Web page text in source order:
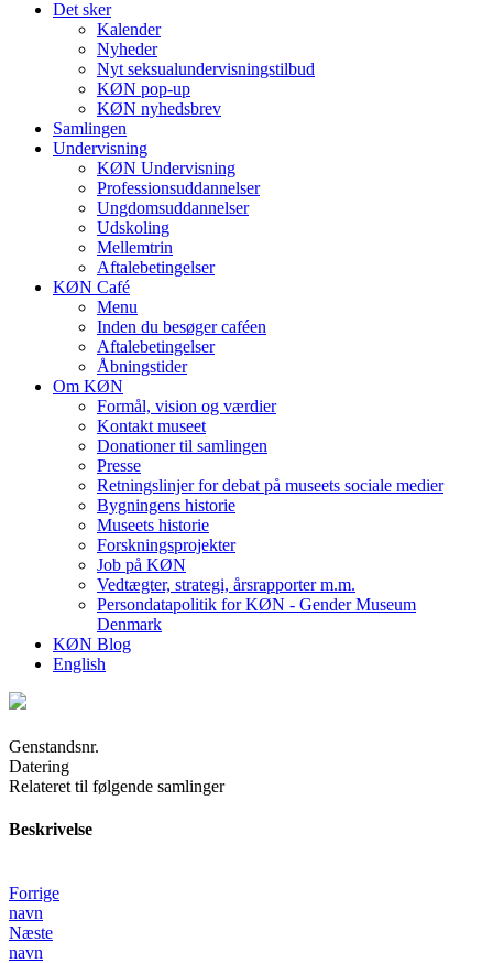
Det sker
Kalender
Nyheder
Nyt seksualundervisningstilbud
KØN pop-up
KØN nyhedsbrev
Samlingen
Undervisning
KØN Undervisning
Professionsuddannelser
Ungdomsuddannelser
Udskoling
Mellemtrin
Aftalebetingelser
KØN Café
Menu
Inden du besøger caféen
Aftalebetingelser
Åbningstider
Om KØN
Formål, vision og værdier
Kontakt museet
Donationer til samlingen
Presse
Retningslinjer for debat på museets sociale medier
Bygningens historie
Museets historie
Forskningsprojekter
Job på KØN
Vedtægter, strategi, årsrapporter m.m.
Persondatapolitik for KØN - Gender Museum
Denmark
KØN Blog
English
Genstandsnr.
Datering
Relateret til følgende samlinger
Beskrivelse
Forrige
navn
Næste
navn